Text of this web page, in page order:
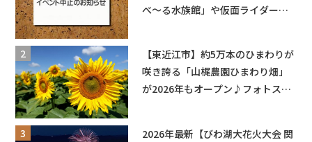
べ〜る水族館」や仮面ライダーシ
【東近江市】約5万本のひまわりが
咲き誇る「山梶農園ひまわり畑」
が2026年もオープン♪フォトスポ
2026年最新【びわ湖大花火大会 関